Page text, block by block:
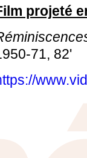
projeté
71, 82'